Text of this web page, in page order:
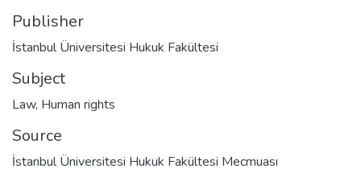
Publisher
İstanbul Üniversitesi Hukuk Fakültesi
Subject
Law, Human rights
Source
İstanbul Üniversitesi Hukuk Fakültesi Mecmuası